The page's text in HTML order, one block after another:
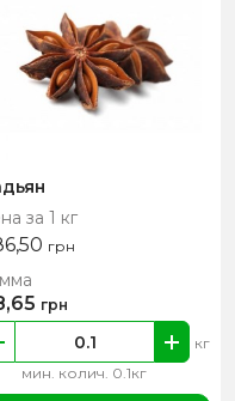
за 1 кг
грн
мин. колич. 0.1кг
кг
грн